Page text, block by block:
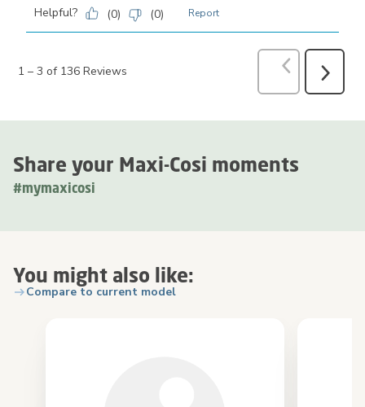
Share your Maxi-Cosi moments
#mymaxicosi
You might also like:
Compare to current model
Helpful? (0) (0) Report
1 – 3 of 136 Reviews PreviousNext
Reviews